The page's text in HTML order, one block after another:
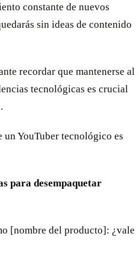
constante de nuevos
sin ideas de contenido
recordar que mantenerse al
tecnológicas es crucial
YouTuber tecnológico es
para desempaquetar
[nombre del producto]: ¿vale